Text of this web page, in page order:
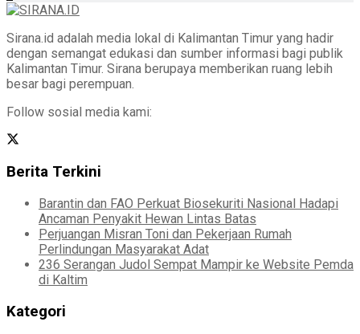
Sirana.id adalah media lokal di Kalimantan Timur yang hadir
dengan semangat edukasi dan sumber informasi bagi publik
Kalimantan Timur. Sirana berupaya memberikan ruang lebih
besar bagi perempuan.
Follow sosial media kami:
Berita Terkini
Barantin dan FAO Perkuat Biosekuriti Nasional Hadapi
Ancaman Penyakit Hewan Lintas Batas
Perjuangan Misran Toni dan Pekerjaan Rumah
Perlindungan Masyarakat Adat
236 Serangan Judol Sempat Mampir ke Website Pemda
di Kaltim
Kategori